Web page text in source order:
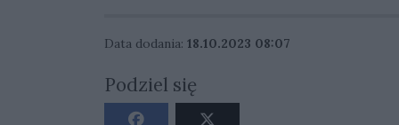
Data dodania: 18.10.2023 08:07
Podziel się